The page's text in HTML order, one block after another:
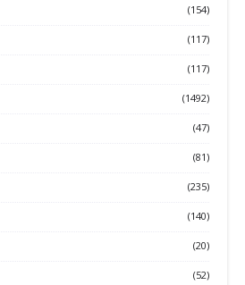
(154)
(117)
(117)
(1492)
(47)
(81)
(235)
(140)
(20)
(52)